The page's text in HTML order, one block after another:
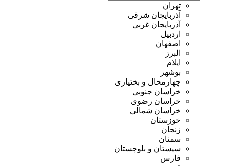
تهران
آذربایجان شرقی
آذربایجان غربی
اردبیل
اصفهان
البرز
ایلام
بوشهر
چهارمحال و بختیاری
خراسان جنوبی
خراسان رضوی
خراسان شمالی
خوزستان
زنجان
سمنان
سیستان و بلوچستان
فارس